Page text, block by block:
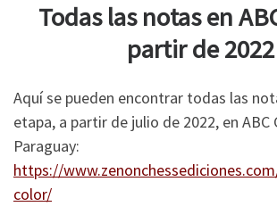
Todas las notas en
partir de 2022
Aquí se pueden encontrar todas las
etapa, a partir de julio de 2022, en ABC
Paraguay:
https://
color/